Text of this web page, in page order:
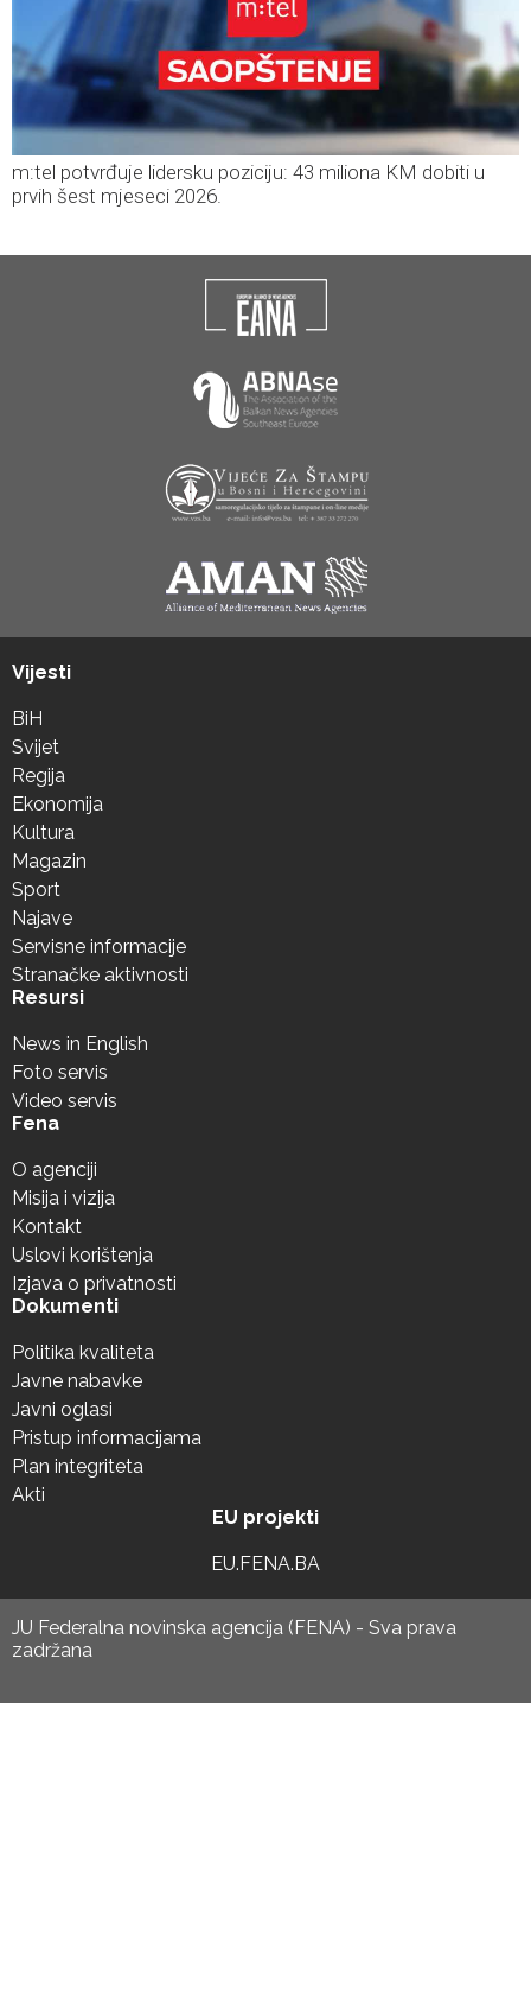
m:tel potvrđuje lidersku poziciju: 43 miliona KM dobiti u
prvih šest mjeseci 2026.
Vijesti
BiH
Svijet
Regija
Ekonomija
Kultura
Magazin
Sport
Najave
Servisne informacije
Stranačke aktivnosti
Resursi
News in English
Foto servis
Video servis
Fena
O agenciji
Misija i vizija
Kontakt
Uslovi korištenja
Izjava o privatnosti
Dokumenti
Politika kvaliteta
Javne nabavke
Javni oglasi
Pristup informacijama
Plan integriteta
Akti
EU projekti
EU.FENA.BA
JU Federalna novinska agencija (FENA) - Sva prava
zadržana